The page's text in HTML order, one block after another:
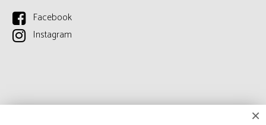
Facebook
Instagram
×